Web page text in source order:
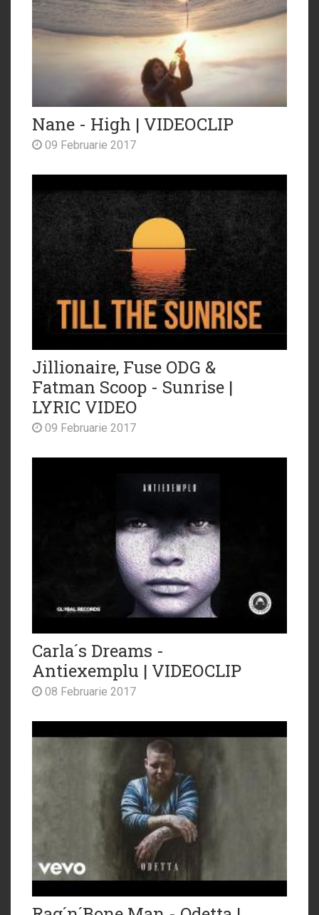
Nane - High | VIDEOCLIP
09 Februarie 2017
Jillionaire, Fuse ODG &
Fatman Scoop - Sunrise |
LYRIC VIDEO
09 Februarie 2017
Carla´s Dreams -
Antiexemplu | VIDEOCLIP
08 Februarie 2017